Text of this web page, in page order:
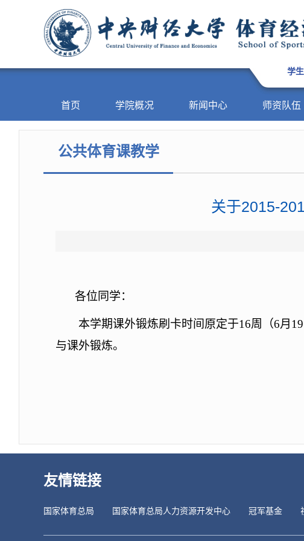
学
首页 学院概况 新闻中心 师资队伍
公共体育课教学
关于2015-
各位同学：
本学期课外锻炼刷卡时间原定于16周（6月 19
与课外锻炼。
友情链接
国家体育总局 国家体育总局人力资源开发中心 冠军基金